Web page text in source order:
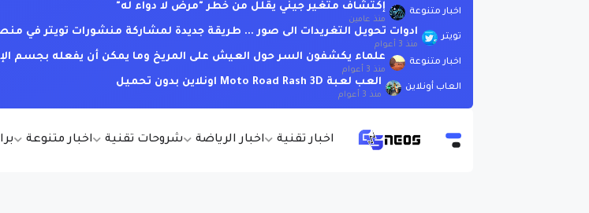
اخبار تقنية اخبار الرياضة شروحات تقنية اخبار متنوعة
اخبار متنوعة إكتشاف متغير جيني يقلل من خطر "مرض لا دواء له"
منذ عامين
تويتر ادوات تحويل التغريدات الى صور ... طريقة جديدة لمشاركة منشورات تويتر في
منذ 3 أعوام
اخبار متنوعة علماء يكشفون السر حول العيش على المريخ وما يمكن أن يفعله بجسم
منذ 3 أعوام
العاب أونلاين العب لعبة Moto Road Rash 3D اونلاين بدون تحميل
منذ 3 أعوام